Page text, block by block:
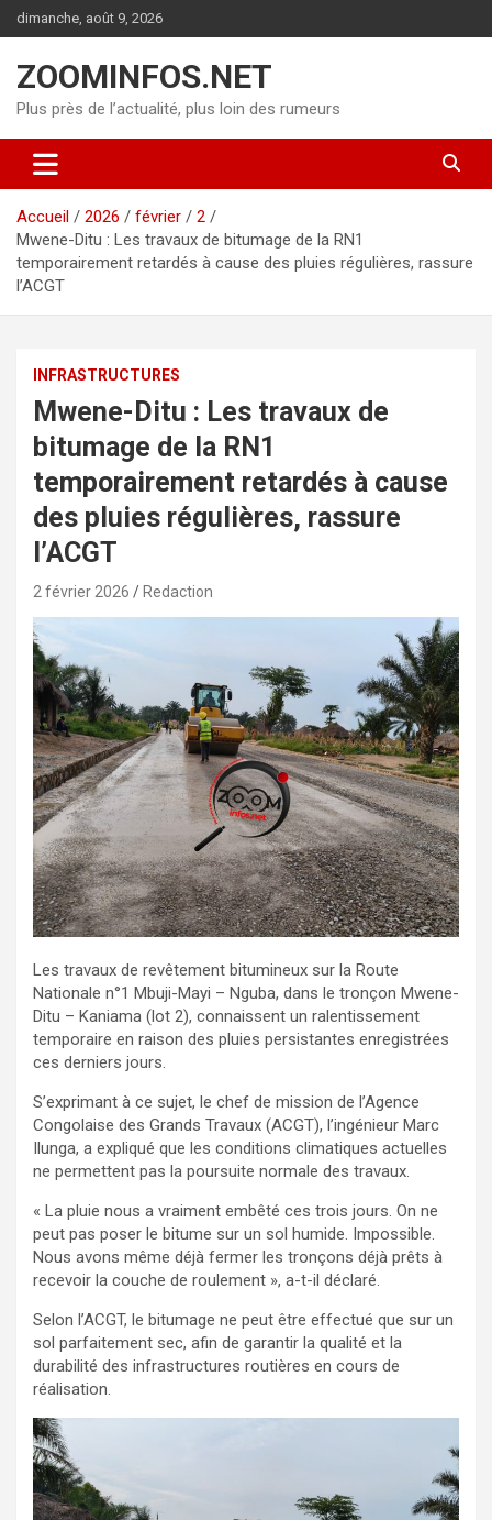
Aller
au
dimanche, août 9, 2026
ZOOMINFOS.NET
Plus près de l’actualité, plus loin des rumeurs
Accueil 2026 février
2
Mwene-Ditu : Les travaux de bitumage de la RN1
temporairement retardés à cause des pluies régulières, rassure
l’ACGT
INFRASTRUCTURES
Mwene-Ditu : Les travaux de
bitumage de la RN1
temporairement retardés à cause
des pluies régulières, rassure
l’ACGT
2 février 2026 Redaction
Les travaux de revêtement bitumineux sur la Route
Nationale n°1 Mbuji-Mayi – Nguba, dans le tronçon Mwene-
Ditu – Kaniama (lot 2), connaissent un ralentissement
temporaire en raison des pluies persistantes enregistrées
ces derniers jours.
S’exprimant à ce sujet, le chef de mission de l’Agence
Congolaise des Grands Travaux (ACGT), l’ingénieur Marc
Ilunga, a expliqué que les conditions climatiques actuelles
ne permettent pas la poursuite normale des travaux.
« La pluie nous a vraiment embêté ces trois jours. On ne
peut pas poser le bitume sur un sol humide. Impossible.
Nous avons même déjà fermer les tronçons déjà prêts à
recevoir la couche de roulement », a-t-il déclaré.
Selon l’ACGT, le bitumage ne peut être effectué que sur un
sol parfaitement sec, afin de garantir la qualité et la
durabilité des infrastructures routières en cours de
réalisation.